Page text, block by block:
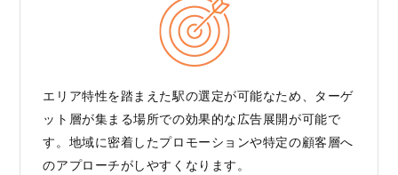
エリア特性を踏まえた駅の選定が可能なため、ターゲ
ット層が集まる場所での効果的な広告展開が可能で
す。地域に密着したプロモーションや特定の顧客層へ
のアプローチがしやすくなります。